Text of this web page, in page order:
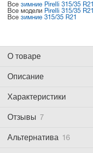
Все зимние Pirelli 315/35 R21
Все модели Pirelli 315/35 R21
Все зимние 315/35 R21
О товаре
Описание
Характеристики
Отзывы 7
Альтернатива 16